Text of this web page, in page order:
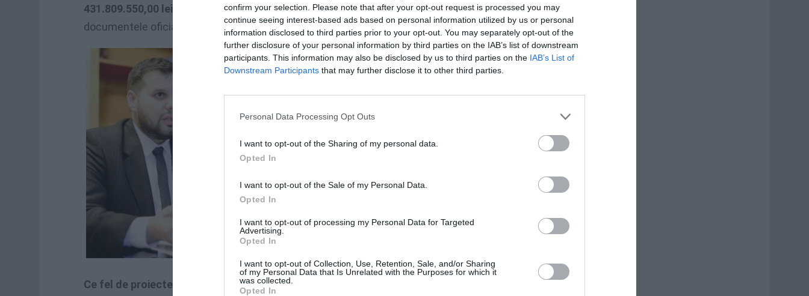
confirm your selection. Please note that after your opt-out request is processed you may
continue seeing interest-based ads based on personal information utilized by us or personal
information disclosed to third parties prior to your opt-out. You may separately opt-out of the
further disclosure of your personal information by third parties on the IAB’s list of downstream
participants. This information may also be disclosed by us to third parties on the IAB’s List of
Downstream Participants that may further disclose it to other third parties.
Personal Data Processing Opt Outs
I want to opt-out of the Sharing of my personal data.
Opted In
I want to opt-out of the Sale of my Personal Data.
Opted In
I want to opt-out of processing my Personal Data for Targeted
Advertising.
Opted In
I want to opt-out of Collection, Use, Retention, Sale, and/or Sharing
of my Personal Data that Is Unrelated with the Purposes for which it
was collected.
Opted In
431.809.550,00 lei,
adică aproape 100 de milioane de euro, aşa cum apare în
documentele oficiale publicate de DRP. Dar orice e posibil!
Ce fel de proiecte au primit finanţare?